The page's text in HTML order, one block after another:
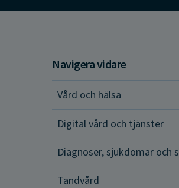
Navigera vidare
Vård och hälsa
Digital vård och tjänster
Diagnoser, sjukdomar och
Tandvård